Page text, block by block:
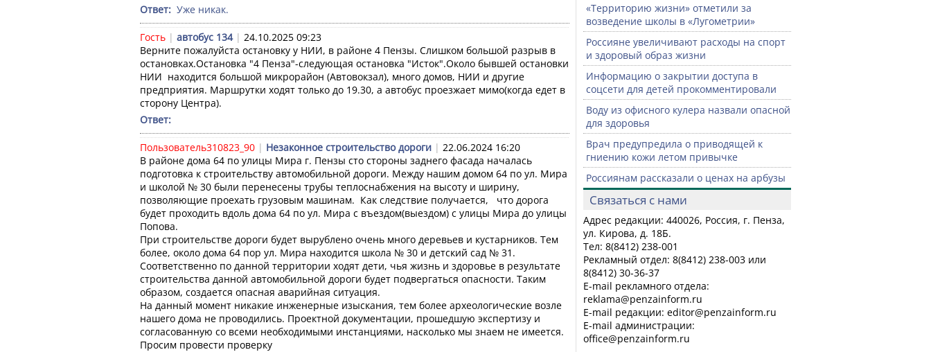
Ответ: Уже никак.
Гость | автобус 134 | 24.10.2025 09:23
Верните пожалуйста остановку у НИИ, в районе 4 Пензы. Слишком большой разрыв в
остановках.Остановка "4 Пенза"-следующая остановка "Исток".Около бывшей остановки
НИИ  находится большой микрорайон (Автовокзал), много домов, НИИ и другие
предприятия. Маршрутки ходят только до 19.30, а автобус проезжает мимо(когда едет в
сторону Центра).
Ответ:
Пользователь310823_90 | Незаконное строительство дороги | 22.06.2024 16:20
В районе дома 64 по улицы Мира г. Пензы сто стороны заднего фасада началась
подготовка к строительству автомобильной дороги. Между нашим домом 64 по ул. Мира
и школой № 30 были перенесены трубы теплоснабжения на высоту и ширину,
позволяющие проехать грузовым машинам.  Как следствие получается,   что дорога
будет проходить вдоль дома 64 по ул. Мира с въездом(выездом) с улицы Мира до улицы
Попова.
При строительстве дороги будет вырублено очень много деревьев и кустарников. Тем
более, около дома 64 пор ул. Мира находится школа № 30 и детский сад № 31.
Соответственно по данной территории ходят дети, чья жизнь и здоровье в результате
строительства данной автомобильной дороги будет подвергаться опасности. Таким
образом, создается опасная аварийная ситуация.
На данный момент никакие инженерные изыскания, тем более археологические возле
нашего дома не проводились. Проектной документации, прошедшую экспертизу и
согласованную со всеми необходимыми инстанциями, насколько мы знаем не имеется.
Просим провести проверку
«Территорию жизни» отметили за
возведение школы в «Лугометрии»
Россияне увеличивают расходы на спорт
и здоровый образ жизни
Информацию о закрытии доступа в
соцсети для детей прокомментировали
Воду из офисного кулера назвали опасной
для здоровья
Врач предупредила о приводящей к
гниению кожи летом привычке
Россиянам рассказали о ценах на арбузы
Связаться с нами
Адрес редакции: 440026, Россия, г. Пенза,
ул. Кирова, д. 18Б.
Тел: 8(8412) 238-001
Рекламный отдел: 8(8412) 238-003 или
8(8412) 30-36-37
E-mail рекламного отдела:
reklama@penzainform.ru
E-mail редакции: editor@penzainform.ru
E-mail администрации:
office@penzainform.ru